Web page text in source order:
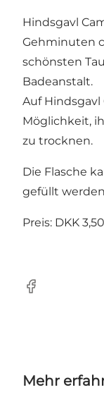
Hindsgavl
Gehminuten
schönsten
Badeanstalt.
Auf
Möglichkeit,
zu trocknen.
Die Flasche
gefüllt
Preis: DKK
Facebook
Mehr